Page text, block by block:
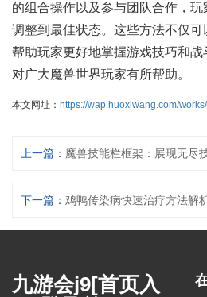
的组合操作以及参与团队合作，
调整到最佳状态。这些方法不仅
帮助玩家更好地掌握游戏技巧和
对广大魔兽世界玩家有所帮助。
本文网址： https://wap.huoxiwang.com/
上一篇：
下一篇： 鸡鸭传染病快速治疗方法解
九游会j9[首页入